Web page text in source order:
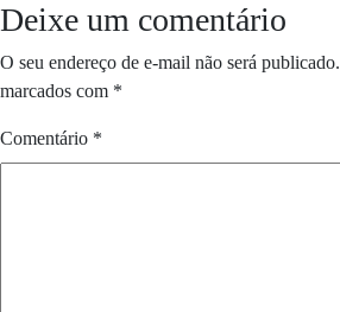
Deixe um comentário
O seu endereço de e-mail não será publicado.
marcados com *
Comentário *